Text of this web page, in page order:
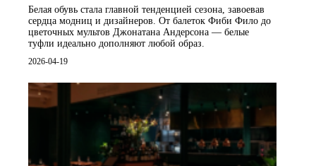
Белая обувь стала главной тенденцией сезона, завоевав
сердца модниц и дизайнеров. От балеток Фиби Фило до
цветочных мультов Джонатана Андерсона — белые
туфли идеально дополняют любой образ.
2026-04-19